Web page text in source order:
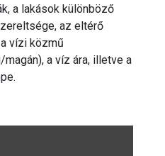
a lakások különböző
az eltérő
vízi közmű
a víz ára, illetve a